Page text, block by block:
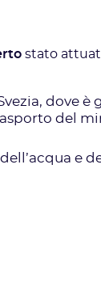
stato
dove è
del
e